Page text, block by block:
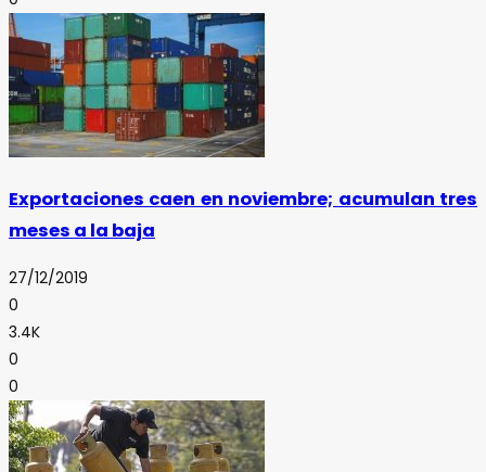
Exportaciones caen en noviembre; acumulan tres
meses a la baja
27/12/2019
0
3.4K
0
0